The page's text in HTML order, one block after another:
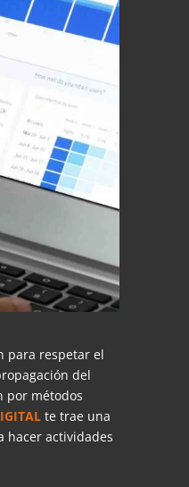
para respetar el
del
por métodos
te trae una
hacer actividades